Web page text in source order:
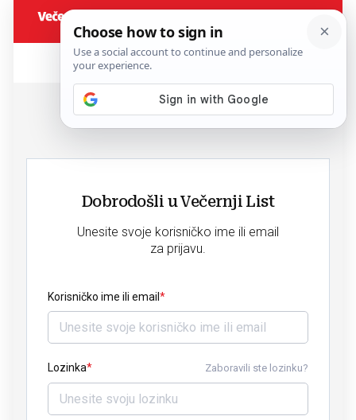
Dobrodošli u Večernji List
Unesite svoje korisničko ime ili email
za prijavu.
Korisničko ime ili email
Lozinka Zaboravili ste lozinku?